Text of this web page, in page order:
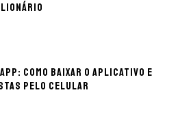
como baixar o aplicativo e
pelo celular